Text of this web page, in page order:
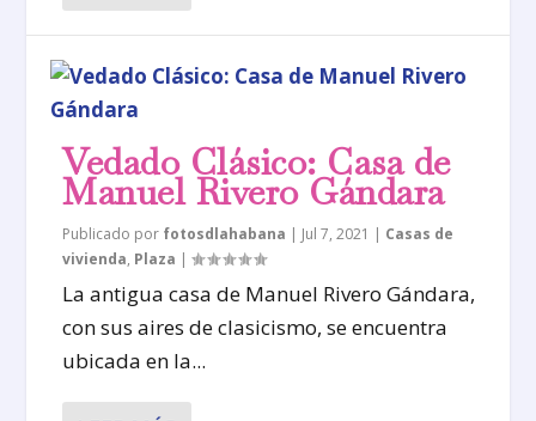
Vedado Clásico: Casa de
Manuel Rivero Gándara
Publicado por fotosdlahabana | Jul 7, 2021 | Casas de
vivienda, Plaza |
La antigua casa de Manuel Rivero Gándara,
con sus aires de clasicismo, se encuentra
ubicada en la...